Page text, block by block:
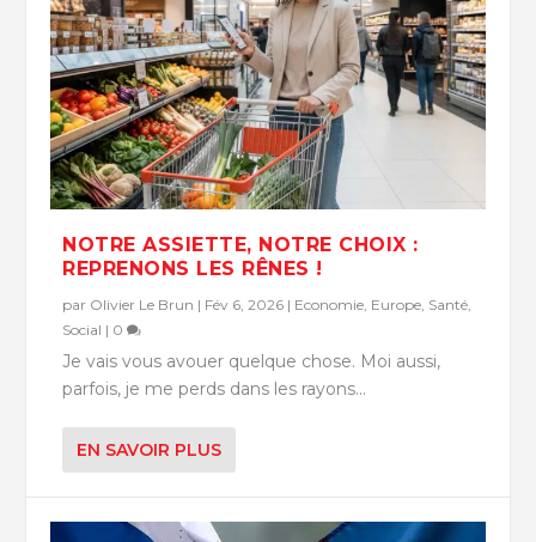
NOTRE ASSIETTE, NOTRE CHOIX :
REPRENONS LES RÊNES !
par Olivier Le Brun | Fév 6, 2026 | Economie, Europe, Santé,
Social | 0
Je vais vous avouer quelque chose. Moi aussi,
parfois, je me perds dans les rayons...
EN SAVOIR PLUS